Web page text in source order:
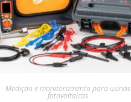
Medição e monitoramento para usinas
fotovoltaicas